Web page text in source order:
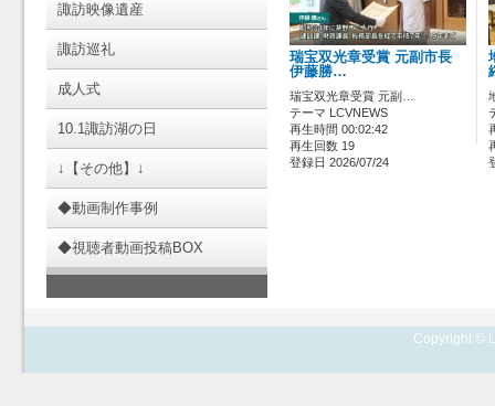
諏訪映像遺産
諏訪巡礼
成人式
10.1諏訪湖の日
↓【その他】↓
◆動画制作事例
◆視聴者動画投稿BOX
瑞宝双光章受賞 元副市長
伊藤勝…
瑞宝双光章受賞 元副…
テーマ LCVNEWS
再生時間 00:02:42
再生回数 19
登録日 2026/07/24
Copyright ©